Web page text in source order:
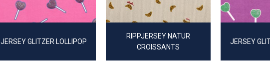
JERSEY GLITZER LOLLIPOP
RIPPJERSEY NATUR
CROISSANTS
JERSEY